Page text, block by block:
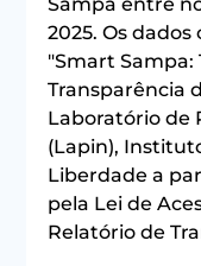
2025. Os
"Smart Sampa:
Transparência
Laboratório de
(Lapin),
Liberdade a
pela Lei de
Relatório de